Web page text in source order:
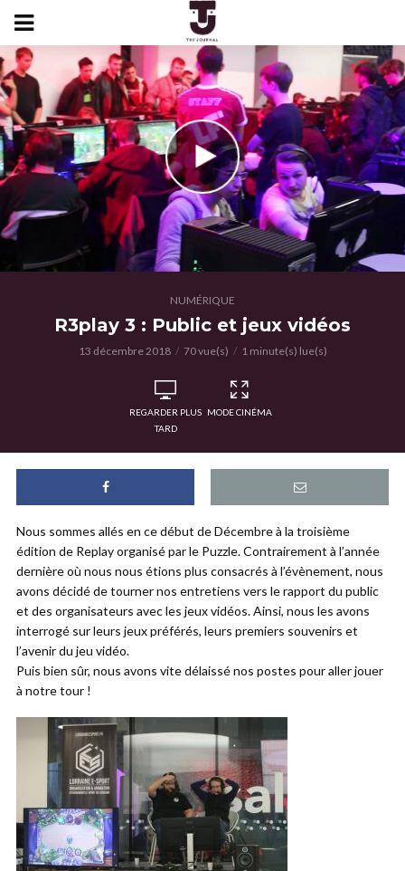
NUMÉRIQUE
R3play 3 : Public et jeux vidéos
13 décembre 2018 70 vue(s) 1 minute(s) lue(s)
REGARDER PLUS
TARD
MODE CINÉMA
Nous sommes allés en ce début de Décembre à la troisième
édition de Replay organisé par le Puzzle. Contrairement à l’année
dernière où nous nous étions plus consacrés à l’évènement, nous
avons décidé de tourner nos entretiens vers le rapport du public
et des organisateurs avec les jeux vidéos. Ainsi, nous les avons
interrogé sur leurs jeux préférés, leurs premiers souvenirs et
l’avenir du jeu vidéo.
Puis bien sûr, nous avons vite délaissé nos postes pour aller jouer
à notre tour !